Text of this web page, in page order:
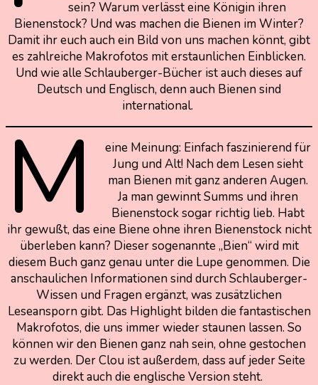
sein? Warum verlässt eine Königin ihren
Bienenstock? Und was machen die Bienen im Winter?
Damit ihr euch auch ein Bild von uns machen könnt, gibt
es zahlreiche Makrofotos mit erstaunlichen Einblicken.
Und wie alle Schlauberger-Bücher ist auch dieses auf
Deutsch und Englisch, denn auch Bienen sind
international.
M
eine Meinung: Einfach faszinierend für
Jung und Alt! Nach dem Lesen sieht
man Bienen mit ganz anderen Augen.
Ja man gewinnt Summs und ihren
Bienenstock sogar richtig lieb. Habt
ihr gewußt, das eine Biene ohne ihren Bienenstock nicht
überleben kann? Dieser sogenannte „Bien“ wird mit
diesem Buch ganz genau unter die Lupe genommen. Die
anschaulichen Informationen sind durch Schlauberger-
Wissen und Fragen ergänzt, was zusätzlichen
Leseansporn gibt. Das Highlight bilden die fantastischen
Makrofotos, die uns immer wieder staunen lassen. So
können wir den Bienen ganz nah sein, ohne gestochen
zu werden. Der Clou ist außerdem, dass auf jeder Seite
direkt auch die englische Version steht.